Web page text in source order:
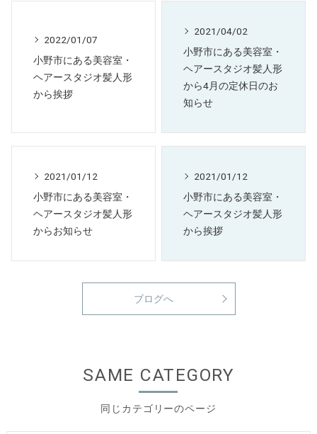
2022/01/07
小野市にある美容室・
ヘアースタジオ髪人形
から挨拶
2021/04/02
小野市にある美容室・
ヘアースタジオ髪人形
から4月の定休日のお
知らせ
2021/01/12
小野市にある美容室・
ヘアースタジオ髪人形
からお知らせ
2021/01/12
小野市にある美容室・
ヘアースタジオ髪人形
から挨拶
ブログへ
同じカテゴリーのページ
SAME CATEGORY